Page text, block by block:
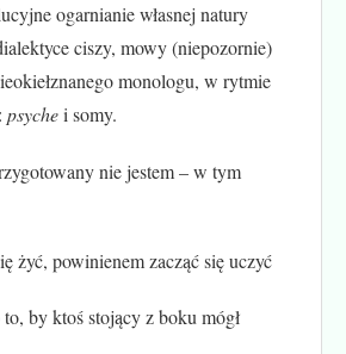
ogarnianie własnej natury
ciszy, mowy (niepozornie)
monologu, w rytmie
psychei somy.
nie jestem – w tym
żyć, powinienem zacząć się uczyć
by ktoś stojący z boku mógł